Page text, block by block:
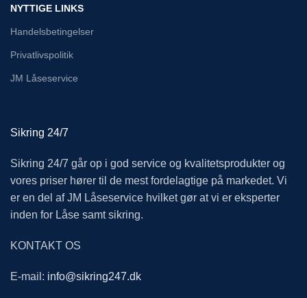
NYTTIGE LINKS
Handelsbetingelser
Privatlivspolitik
JM Låseservice
Sikring 24/7
Sikring 24/7 går op i god service og kvalitetsprodukter og
vores priser hører til de mest fordelagtige på markedet. Vi
er en del af JM Låseservice hvilket gør at vi er eksperter
inden for Låse samt sikring.
KONTAKT OS
E-mail: info@sikring247.dk